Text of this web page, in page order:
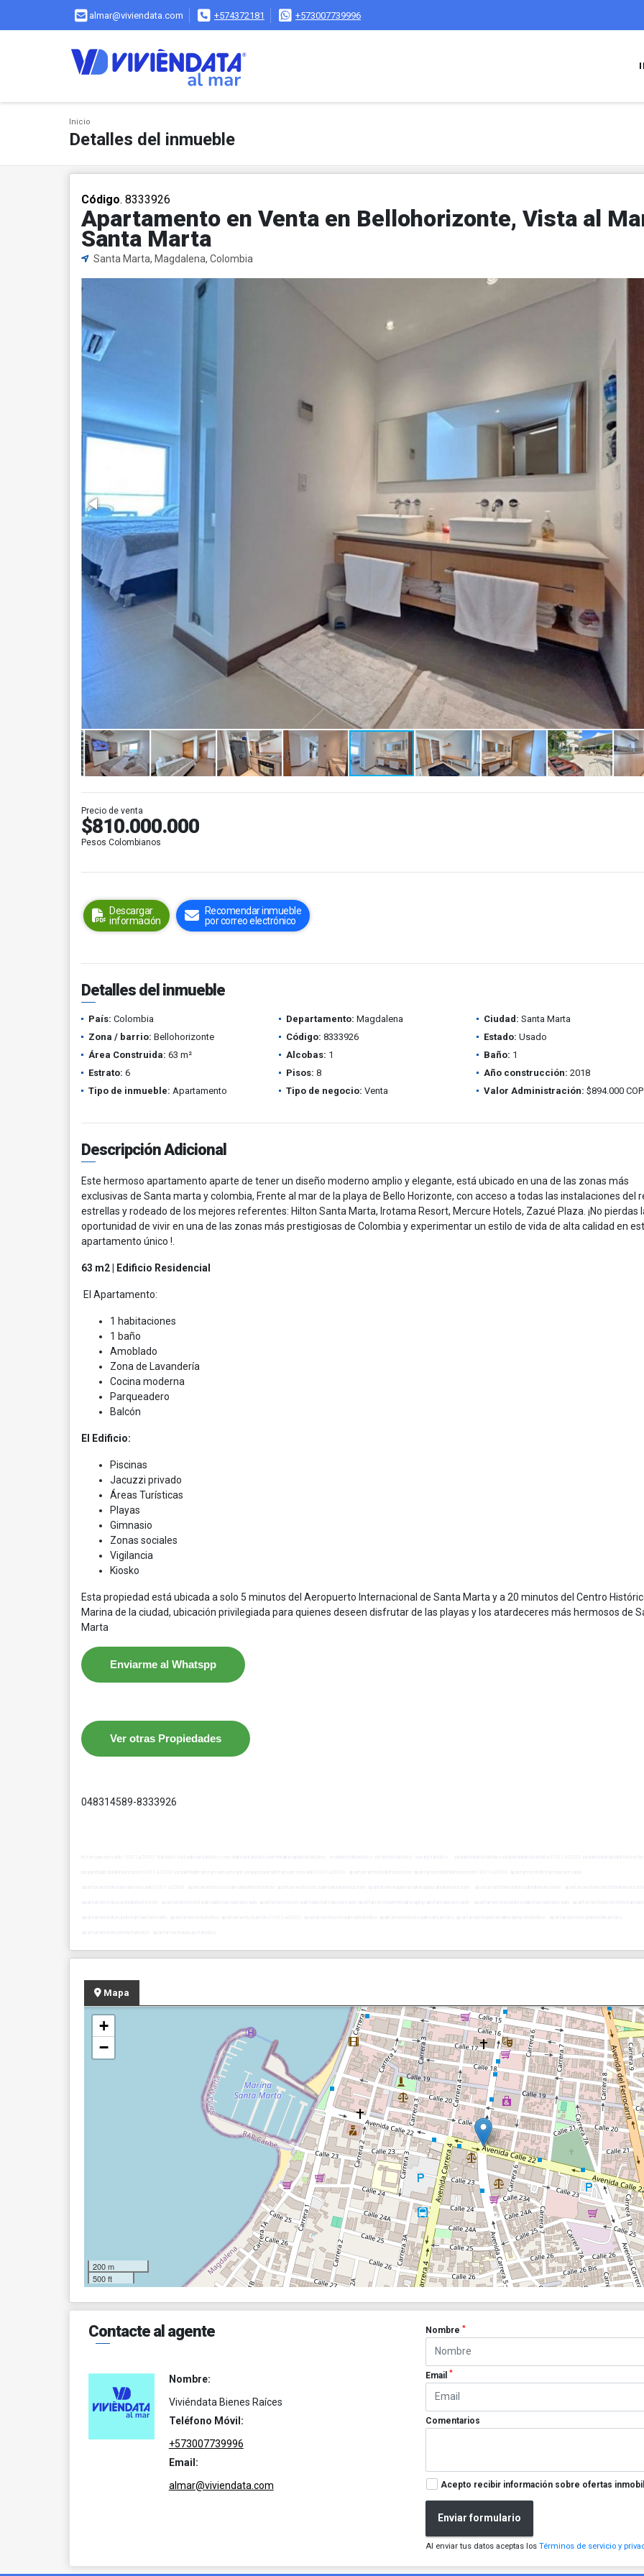
almar@viviendata.com +574372181 +573007739996
Inicio
Detalles del inmueble
Código. 8333926
Apartamento en Venta en Bellohorizonte, Vista al
Santa Marta
Santa Marta, Magdalena, Colombia
Precio de venta
$810.000.000
Pesos Colombianos
Descargar
información
Recomendar inmueble
por correo electrónico
Detalles del inmueble
País: Colombia Departamento: Magdalena Ciudad: Santa Marta
Zona / barrio: Bellohorizonte Código: 8333926 Estado: Usado
Área Construida: 63 m² Alcobas: 1 Baño: 1
Estrato: 6 Pisos: 8 Año construcción: 2018
Tipo de inmueble: Apartamento Tipo de negocio: Venta Valor Administración: $894.000 COP
Descripción Adicional
Este hermoso apartamento aparte de tener un diseño moderno amplio y elegante, está ubicado en una de las zonas más
exclusivas de Santa marta y colombia, Frente al mar de la playa de Bello Horizonte, con acceso a todas las instalaciones del
estrellas y rodeado de los mejores referentes: Hilton Santa Marta, Irotama Resort, Mercure Hotels, Zazué Plaza. ¡No pierdas
oportunidad de vivir en una de las zonas más prestigiosas de Colombia y experimentar un estilo de vida de alta calidad en
apartamento único !.
63 m2 | Edificio Residencial
El Apartamento:
1 habitaciones
1 baño
Amoblado
Zona de Lavandería
Cocina moderna
Parqueadero
Balcón
El Edificio:
Piscinas
Jacuzzi privado
Áreas Turísticas
Playas
Gimnasio
Zonas sociales
Vigilancia
Kiosko
Esta propiedad está ubicada a solo 5 minutos del Aeropuerto Internacional de Santa Marta y a 20 minutos del Centro
Marina de la ciudad, ubicación privilegiada para quienes deseen disfrutar de las playas y los atardeceres más hermosos de
Marta
Enviarme al Whatspp
Ver otras Propiedades
048314589-8333926
Mapa
+
−
200 m
500 ft
Contacte al agente
Nombre:
Viviéndata Bienes Raíces
Teléfono Móvil:
+573007739996
Email:
almar@viviendata.com
Nombre*
Email*
Comentarios
Acepto recibir información sobre ofertas
Enviar formulario
Al enviar tus datos aceptas losTérminos de servicio y